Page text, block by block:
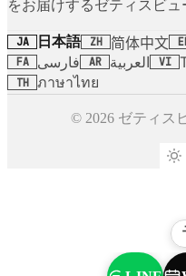
をお届けするゼティスビュ
JA 日本語 ZH 简体中文
FA فارسی AR العربية VI
TH ภาษาไทย
© 2026 ゼティス